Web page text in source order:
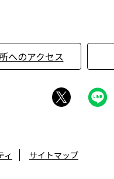
へのアクセス
ィ サイトマップ